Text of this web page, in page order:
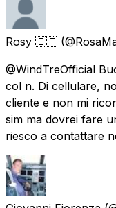
Rosy 🇮🇹
@WindTreOfficial
col n. Di cellulare,
cliente e non mi
sim ma dovrei fare
riesco a contattare